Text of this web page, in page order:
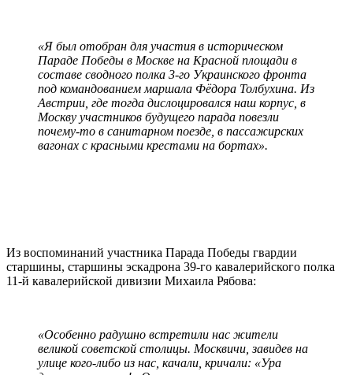
«Я был отобран для участия в историческом
Параде Победы в Москве на Красной площади в
составе сводного полка 3-го Украинского фронта
под командованием маршала Фёдора Толбухина. Из
Австрии, где тогда дислоцировался наш корпус, в
Москву участников будущего парада повезли
почему-то в санитарном поезде, в пассажирских
вагонах с красными крестами на бортах».
Из воспоминаний участника Парада Победы гвардии
старшины, старшины эскадрона 39-го кавалерийского полка
11-й кавалерийской дивизии Михаила Рябова:
«Особенно радушно встретили нас жители
великой советской столицы. Москвичи, завидев на
улице кого-либо из нас, качали, кричали: «Ура